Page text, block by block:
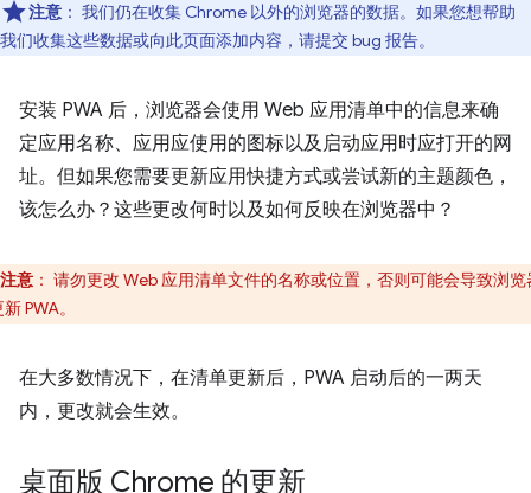
注意 ： 我们仍在收集 Chrome 以外的浏览器的数据。如果您想帮助
我们收集这些数据或向此页面添加内容，请提交 bug 报告。
安装 PWA 后，浏览器会使用 Web 应用清单中的信息来确
定应用名称、应用应使用的图标以及启动应用时应打开的网
址。但如果您需要更新应用快捷方式或尝试新的主题颜色，
该怎么办？这些更改何时以及如何反映在浏览器中？
注意 ： 请勿更改 Web 应用清单文件的名称或位置，否则可能会导致浏览
PWA。
在大多数情况下，在清单更新后，PWA 启动后的一两天
内，更改就会生效。
桌面版 Chrome 的更新